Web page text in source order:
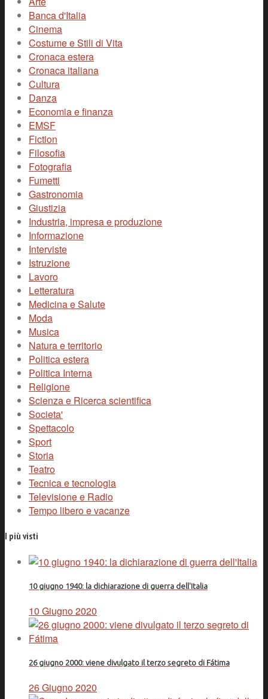
Banca d'Italia
Cinema
Costume e Stili di Vita
Cronaca estera
Cronaca italiana
Cultura
Danza
Economia e finanza
EMSF
Fiction
Filosofia
Fotografia
Fumetti
Gastronomia
Giustizia
Industria, impresa e produzione
Informazione
Interviste
Istruzione
Lavoro
Letteratura
Medicina e Salute
Moda
Musica
Natura e territorio
Politica estera
Politica Interna
Religione
Scienza e Ricerca scientifica
Societa'
Spettacolo
Sport
Storia
Teatro
Tecnica e tecnologia
Televisione e Radio
Tempo libero e vacanze
I più visti
10 giugno 1940: la dichiarazione di guerra dell'Italia
10 Giugno 2020
26 giugno 2000: viene divulgato il terzo segreto di Fátima
26 Giugno 2020